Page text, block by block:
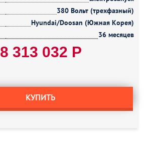
380 Вольт (трехфазный)
Hyundai/Doosan (Южная Корея)
36 месяцев
8 313 032 Р
КУПИТЬ